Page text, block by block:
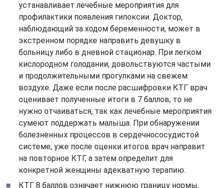
устанавливает лечебные мероприятия для
профилактики появления гипоксии. Доктор,
наблюдающий за ходом беременности, может в
экстренном порядке направить девушку в
больницу либо в дневной стационар. При легком
кислородном голодании, довольствуются частыми
и продолжительными прогулками на свежем
воздухе. Даже если после расшифровки КТГ врач
оценивает полученные итоги в 7 баллов, то не
нужно отчаиваться, так как лечебные мероприятия
сумеют поддержать малыша. При обнаружении
болезненных процессов в сердечнососудистой
системе, уже после оценки итогов врач направит
на повторное КТГ, а затем определит для
конкретной женщины адекватную терапию.
КТГ 8 баллов означает нижнюю границу нормы.